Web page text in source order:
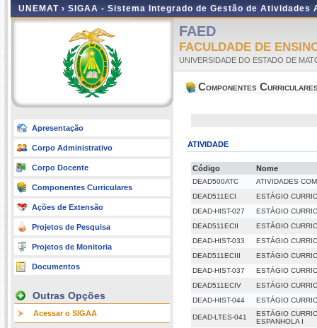
UNEMAT › SIGAA - Sistema Integrado de Gestão de Atividades
Apresentação
Corpo Administrativo
Corpo Docente
Componentes Curriculares
Ações de Extensão
Projetos de Pesquisa
Projetos de Monitoria
Documentos
Outras Opções
Acessar o SIGAA
FAED
FACULDADE DE
UNIVERSIDADE DO ESTADO DE
Componentes
ATIVIDADE
Código Nome
DEAD500ATC
ATIVIDADES
DEAD511ECI
ESTÁGIO
DEAD-HIST-027
ESTÁGIO
DEAD511ECII
ESTÁGIO
DEAD-HIST-033
ESTÁGIO
DEAD511ECIII
ESTÁGIO
DEAD-HIST-037
ESTÁGIO
DEAD511ECIV
ESTÁGIO
DEAD-HIST-044
ESTÁGIO
DEAD-LTES-041
ESTÁGIO
ESPANHOLA I